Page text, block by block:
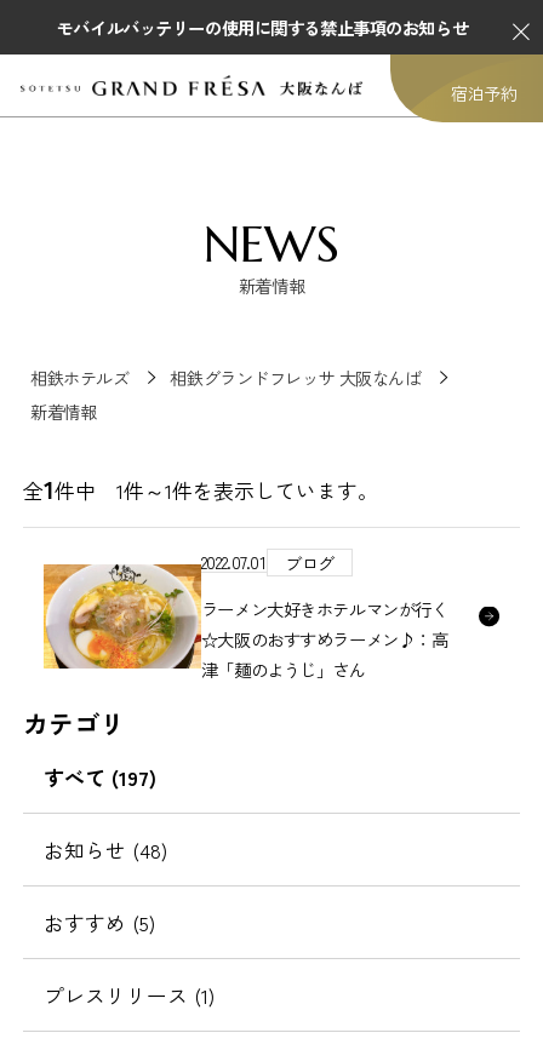
モバイルバッテリーの使用に関する禁止事項のお知らせ
宿泊予約
NEWS
新着情報
相鉄ホテルズ
相鉄グランドフレッサ 大阪なんば
新着情報
全1件中 1件～1件を表示しています。
2022.07.01
ブログ
ラーメン大好きホテルマンが行く
☆大阪のおすすめラーメン♪：高
津「麺のようじ」さん
カテゴリ
すべて (197)
お知らせ (48)
おすすめ (5)
プレスリリース (1)